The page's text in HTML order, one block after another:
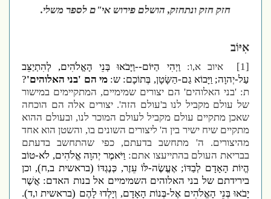
חזק חזק ונתחזק, הושלם פירוש אי"ם לספר משלי.
אִיּוֹב
[1] איוב א,ו:וַיְהִי הַיּוֹם--וַיָּבֹאוּ בְּנֵי הָאֱלֹהִים, לְהִתְיַצֵּב
עַל-יְהוָה; וַיָּבוֹא גַם-הַשָּׂטָן, בְּתוֹכָם: ש:מי הם 'בני האלוהים'?
ת: 'בני האלוהים' הם יצורים שמימיים, המתקיימים במישור
של עולם מקביל לנו ב'עולם הזה'. יצורים אלה הם הוכחה
שאכן מתקיים עולם מקביל לעולם המוכר לנו, ובעולם ההוא
מתקיים שיח ישיר בין ה' ליצורים השונים בו, והשטן הוא אחד
מהיצורים. ה' מתחשב בדעתם, כפי שהתחשב בדעתם
בבריאת העולם בהתייעצו אתם:וַיֹּאמֶר יְהוָה אֱלֹהִים, לֹא-טוֹב
הֱיוֹת הָאָדָם לְבַדּוֹ; אֶעֱשֶׂה-לּוֹ עֵזֶר, כְּנֶגְדּוֹ (בראשית ב,ח), וכן
בירידתם של בני האלוהים השמימיים אל בנות האדם: אֲשֶׁר
יָבֹאוּ בְּנֵי הָאֱלֹהִים אֶל-בְּנוֹת הָאָדָם, וְיָלְדוּ לָהֶם (בראשית ו,ד).